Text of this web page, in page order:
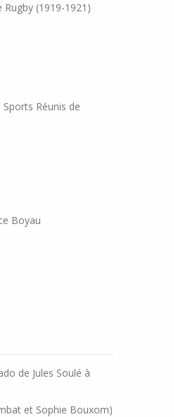
(1919-1921)
Réunis de
Boyau
de Jules Soulé à
et Sophie Bouxom)